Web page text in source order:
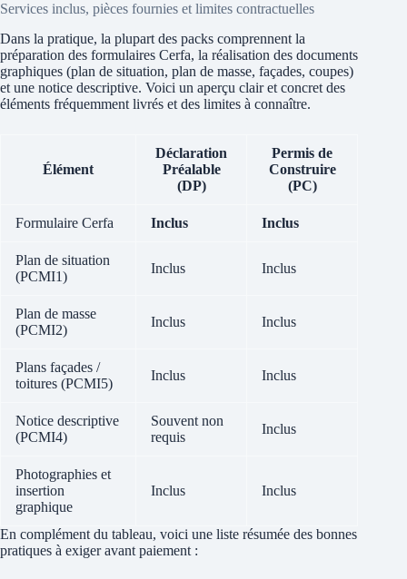
Services inclus, pièces fournies et limites contractuelles
Dans la pratique, la plupart des packs comprennent la
préparation des formulaires Cerfa, la réalisation des documents
graphiques (plan de situation, plan de masse, façades, coupes)
et une notice descriptive. Voici un aperçu clair et concret des
éléments fréquemment livrés et des limites à connaître.
Élément
Déclaration
Préalable
(DP)
Permis de
Construire
(PC)
Formulaire Cerfa Inclus Inclus
Plan de situation
(PCMI1)
Inclus Inclus
Plan de masse
(PCMI2)
Inclus Inclus
Plans façades /
toitures (PCMI5)
Inclus Inclus
Notice descriptive
(PCMI4)
Souvent non
requis
Inclus
Photographies et
insertion
graphique
Inclus Inclus
En complément du tableau, voici une liste résumée des bonnes
pratiques à exiger avant paiement :